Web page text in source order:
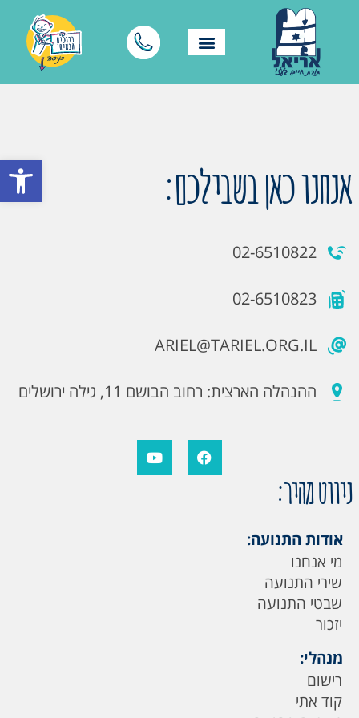
פתח אנחנו כאן בשבילכם:
02-6510822
02-6510823
ARIEL@TARIEL.ORG.IL
ההנהלה הארצית: רחוב הבושם 11, גילה ירושלים
ניווט מהיר:
אודות התנועה:
מי אנחנו
שירי התנועה
שבטי התנועה
יזכור
מנהלי:
רישום
קוד אתי